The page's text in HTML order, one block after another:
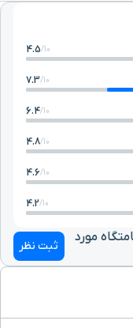
10/
4.5
10/
7.3
10/
6.4
10/
4.8
10/
4.6
10/
4.2
مورد
ثبت نظر